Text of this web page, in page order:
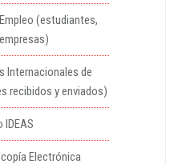
(estudiantes,
Internacionales de
recibidos y enviados)
Electrónica